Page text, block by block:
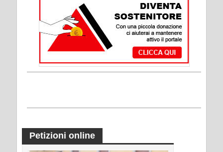
Petizioni online